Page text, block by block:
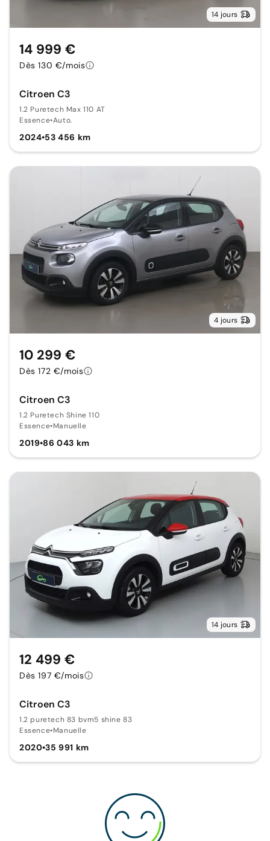
14 jours
Citroen C3
1.2 Puretech Max 110 AT
Essence•Auto.
2024•53 456 km
14 999 €
Dès 130 €/mois
4 jours
Citroen C3
1.2 Puretech Shine 110
Essence•Manuelle
2019•86 043 km
10 299 €
Dès 172 €/mois
14 jours
Citroen C3
1.2 puretech 83 bvm5 shine 83
Essence•Manuelle
2020•35 991 km
12 499 €
Dès 197 €/mois